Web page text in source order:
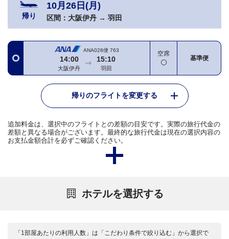
帰り
10月26日(月)
区間： 大阪伊丹 → 羽田
ANA028便 763
14:00
大阪伊丹
15:10
羽田
空席
基準便
帰りのフライトを変更する
追加料金は、選択中のフライトとの差額の目安です。実際の旅行代金の
差額と異なる場合がございます。最終的な旅行代金は現在の選択内容の
お支払金額合計を必ずご確認ください。
ホテルを選択する
「1部屋あたりの利用人数」は「こだわり条件で絞り込む」から選択で